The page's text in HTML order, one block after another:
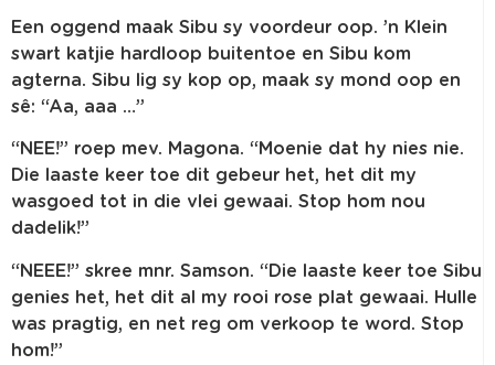
Een oggend maak Sibu sy voordeur oop. ’n Klein
swart katjie hardloop buitentoe en Sibu kom
agterna. Sibu lig sy kop op, maak sy mond oop en
sê: “Aa, aaa …”
“NEE!” roep mev. Magona. “Moenie dat hy nies nie.
Die laaste keer toe dit gebeur het, het dit my
wasgoed tot in die vlei gewaai. Stop hom nou
dadelik!”
“NEEE!” skree mnr. Samson. “Die laaste keer toe Sibu
genies het, het dit al my rooi rose plat gewaai. Hulle
was pragtig, en net reg om verkoop te word. Stop
hom!”